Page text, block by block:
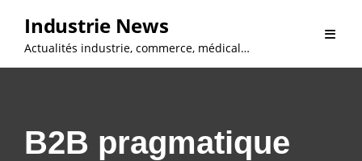
content
Industrie News
Actualités industrie, commerce, médical…
B2B pragmatique